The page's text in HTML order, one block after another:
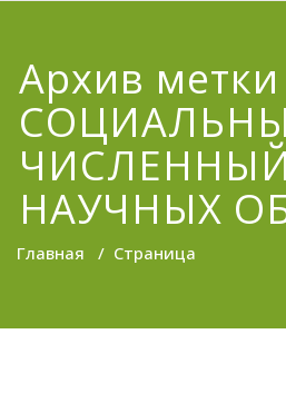
Архив метки
НАУЧНЫХ
Главная / Страница